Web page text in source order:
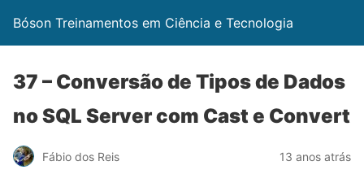
Bóson Treinamentos em Ciência e Tecnologia
37 – Conversão de Tipos de Dados
no SQL Server com Cast e Convert
Fábio dos Reis 13 anos atrás